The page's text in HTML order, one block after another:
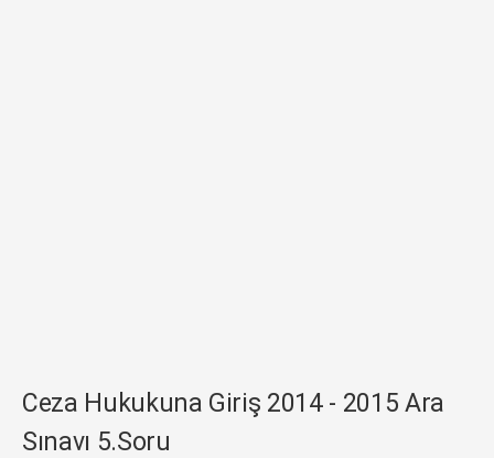
Ceza Hukukuna Giriş 2014 - 2015 Ara
Sınavı 5.Soru